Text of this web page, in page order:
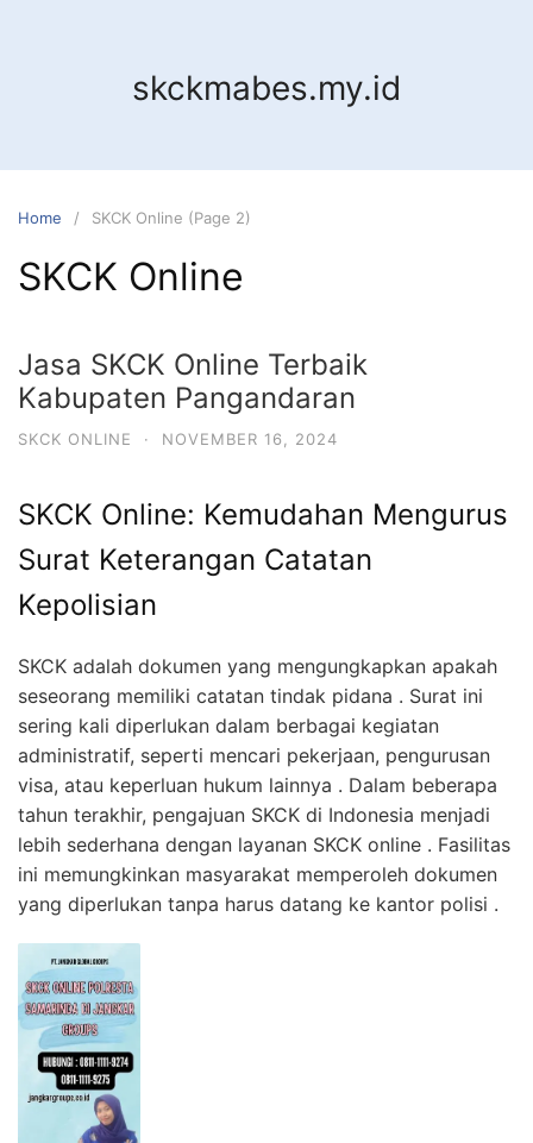
skckmabes.my.id
Home SKCK Online (Page 2)
SKCK Online
Jasa SKCK Online Terbaik
Kabupaten Pangandaran
SKCK ONLINE · NOVEMBER 16, 2024
SKCK Online: Kemudahan Mengurus
Surat Keterangan Catatan
Kepolisian
SKCK adalah dokumen yang mengungkapkan apakah
seseorang memiliki catatan tindak pidana . Surat ini
sering kali diperlukan dalam berbagai kegiatan
administratif, seperti mencari pekerjaan, pengurusan
visa, atau keperluan hukum lainnya . Dalam beberapa
tahun terakhir, pengajuan SKCK di Indonesia menjadi
lebih sederhana dengan layanan SKCK online . Fasilitas
ini memungkinkan masyarakat memperoleh dokumen
yang diperlukan tanpa harus datang ke kantor polisi .